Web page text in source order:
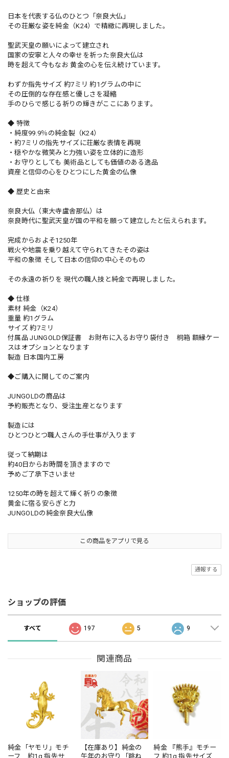
日本を代表する仏のひとつ「奈良大仏」
その荘厳な姿を純金（K24）で精緻に再現しました。
聖武天皇の願いによって建立され
国家の安寧と人々の幸せを祈った奈良大仏は
時を超えて今もなお 黄金の心を伝え続けています。
わずか指先サイズ 約7ミリ 約1グラムの中に
その圧倒的な存在感と優しさを凝縮
手のひらで感じる祈りの輝きがここにあります。
◆ 特徴
・純度99.9％の純金製（K24）
・約7ミリの指先サイズに荘厳な表情を再現
・穏やかな微笑みと力強い姿を立体的に造形
・お守りとしても 美術品としても価値のある逸品
資産と信仰の心をひとつにした黄金の仏像
◆ 歴史と由来
奈良大仏（東大寺盧舎那仏）は
奈良時代に聖武天皇が国の平和を願って建立したと伝えられます。
完成からおよそ1250年
戦火や地震を乗り越えて守られてきたその姿は
平和の象徴 そして日本の信仰の中心そのもの
その永遠の祈りを 現代の職人技と純金で再現しました。
◆ 仕様
素材 純金（K24）
重量 約1グラム
サイズ 約7ミリ
付属品 JUNGOLD保証書 お財布に入るお守り袋付き 桐箱 額縁ケー
スはオプションとなります
製造 日本国内工房
◆ご購入に関してのご案内
JUNGOLDの商品は
予約販売となり、受注生産となります
製造には
ひとつひとつ職人さんの手仕事が入ります
従って納期は
約40日からお時間を頂きますので
予めご了承下さいませ
1250年の時を超えて輝く祈りの象徴
黄金に宿る安らぎと力
JUNGOLDの純金奈良大仏像
この商品をアプリで見る
通報する
ショップの評価
すべて 197 5 9
関連商品
純金「ヤモリ」モチ
ーフ 約1g 指先サイ
【在庫あり】純金の
午年のお守り「跳ね
純金 『熊手』モチー
フ 約1g 指先サイズの